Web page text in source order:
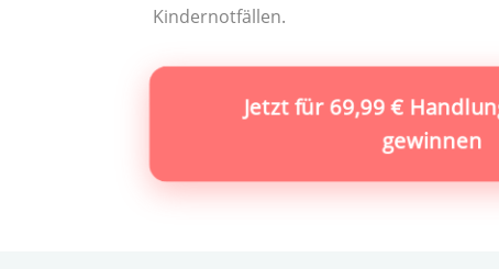
Kindernotfällen.
Jetzt für 69,99 €
gewinnen